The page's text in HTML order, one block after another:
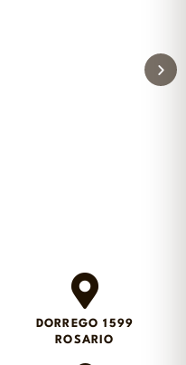
día en
DORREGO 1599
ROSARIO